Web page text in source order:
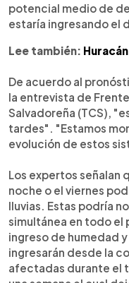
potencial medio de
estaría ingresando el
Lee también:
De acuerdo al
la entrevista de
Salvadoreña (TCS),
tardes". "Estamos
evolución de estos
Los expertos señalan
noche o el viernes
lluvias. Estas podría
simultánea en todo el
ingreso de humedad
ingresarán desde la
afectadas durante el